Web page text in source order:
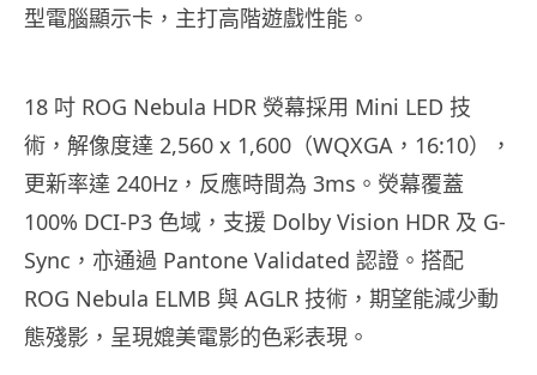
型電腦顯示卡，主打高階遊戲性能。
18 吋 ROG Nebula HDR 熒幕採用 Mini LED 技
術，解像度達 2,560 x 1,600（WQXGA，16:10），
更新率達 240Hz，反應時間為 3ms。熒幕覆蓋
100% DCI-P3 色域，支援 Dolby Vision HDR 及 G-
Sync，亦通過 Pantone Validated 認證。搭配
ROG Nebula ELMB 與 AGLR 技術，期望能減少動
態殘影，呈現媲美電影的色彩表現。